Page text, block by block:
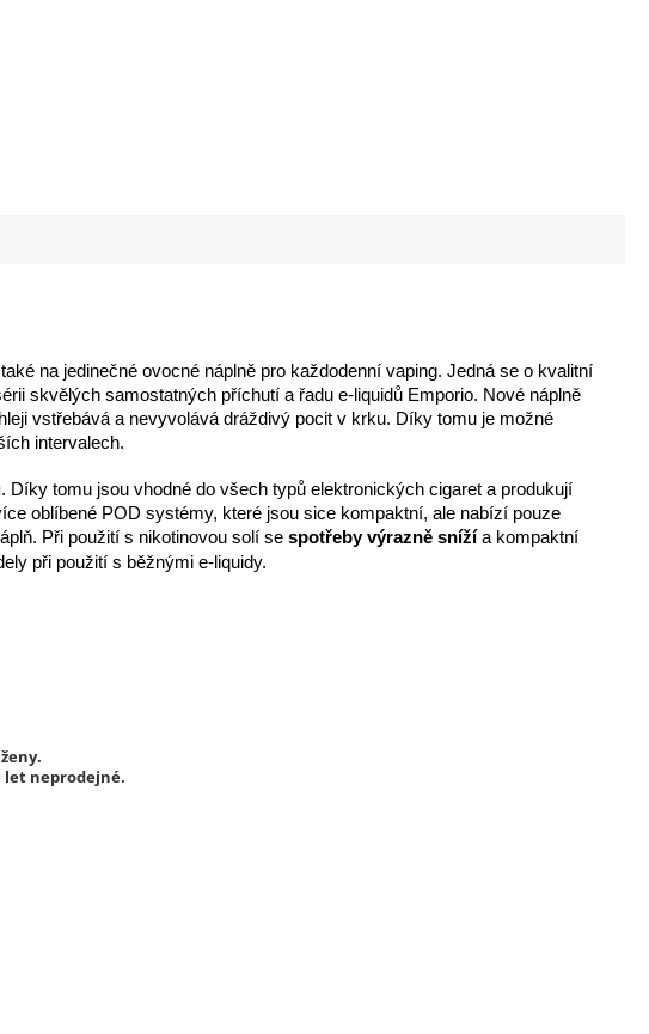
na jedinečné ovocné náplně pro každodenní vaping. Jedná se o kvalitní
skvělých samostatných příchutí a řadu e-liquidů Emporio. Nové náplně
vstřebává a nevyvolává dráždivý pocit v krku. Díky tomu je možné
intervalech.
. Díky tomu jsou vhodné do všech typů elektronických cigaret a produkují
oblíbené POD systémy, které jsou sice kompaktní, ale nabízí pouze
Při použití s nikotinovou solí se spotřeby výrazně sníží a kompaktní
při použití s běžnými e-liquidy.
let neprodejné.